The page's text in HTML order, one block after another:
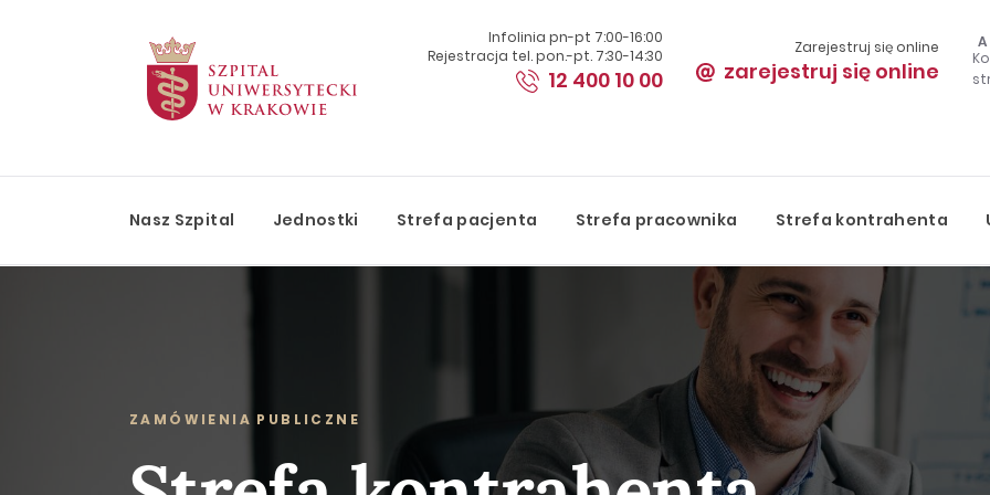
Infolinia pn-pt 7:00-16:00
Rejestracja tel. pon.-pt. 7:30-14:30
12 400 10 00
Zarejestruj się online
zarejestruj się online
A
Nasz Szpital Jednostki Strefa pacjenta Strefa pracownika Strefa kontrahenta
ZAMÓWIENIA PUBLICZNE